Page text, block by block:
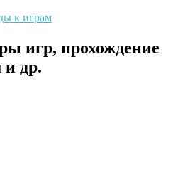
к играм
игр, прохождение
и др.